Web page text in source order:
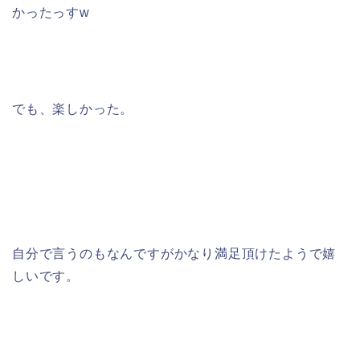
かったっすw
でも、楽しかった。
自分で言うのもなんですがかなり満足頂けたようで嬉
しいです。